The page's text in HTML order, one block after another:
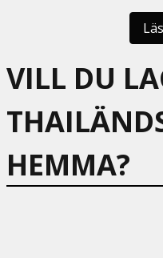
VILL DU
HEMMA?